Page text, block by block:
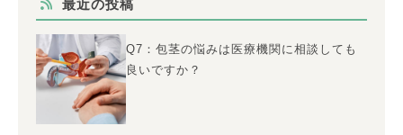
最近の投稿
Q7：包茎の悩みは医療機関に相談しても
良いですか？